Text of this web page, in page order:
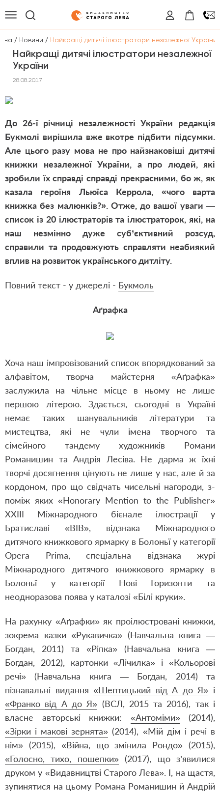
/ Новини / Найкращі дитячі ілюстратори незалежної України
Найкращі дитячі ілюстратори незалежної
України
28.08.2017
До 26-ї річниці незалежності України редакція
Букмолі вирішила вже вкотре підбити підсумки.
Але цього разу мова не про найзнаковіші дитячі
книжки незалежної України, а про людей, які
зробили їх справді справді прекрасними, бо ж, як
казала героїня Льюїса Керрола, «чого варта
книжка без малюнків?». Отже, до вашої уваги —
список із 20 ілюстраторів та ілюстраторок, які, на
наш незмінно дуже суб’єктивний розсуд,
справили та продовжують справляти неабиякий
вплив на розвиток українського дитліту.
Повний текст - у джерелі - Букмоль
Аґрафка
Хоча наш імпровізований список впорядкований за
алфавітом, творча майстерня «Аґрафка»
заслужила на чільне місце в ньому не лише
першою літерою. Здається, сьогодні в Україні
немає таких шанувальників літератури та
мистецтва, які не чули імена творчого та
сімейного тандему художників Романи
Романишин та Андрія Лесіва. Не дарма ж їхні
творчі досягнення цінують не лише у нас, але й за
кордоном, про що свідчать чисельні нагороди, з-
поміж яких «Honorary Mention to the Publisher»
XXIII Міжнародного бієнале ілюстрації у
Братиславі «ВІВ», відзнака Міжнародного
дитячого книжкового ярмарку в Болоньї у категорії
Opera Prima, спеціальна відзнака журі
Міжнародного дитячого книжкового ярмарку в
Болоньї у категорії Нові Горизонти та
неодноразова поява у каталозі «Білі круки».
На рахунку «Аґрафки» як проілюстровані книжки,
зокрема казки «Рукавичка» (Навчальна книга —
Богдан, 2011) та «Ріпка» (Навчальна книга —
Богдан, 2012), картонки «Лічилка» і «Кольорові
речі» (Навчальна книга — Богдан, 2014) та
пізнавальні видання«Шептицький від А до Я» і
«Франко від А до Я» (ВСЛ, 2015 та 2016), так і
власне авторські книжки: «Антоміми»(2014),
«Зірки і макові зернята» (2014), «Мій дім і речі в
нім» (2015), «Війна, що змінила Рондо» (2015),
«Голосно, тихо, пошепки»(2017), що з’явилися
друком у «Видавництві Старого Лева». І, на щастя,
зупинятися на цьому Романа Романишин й Андрій